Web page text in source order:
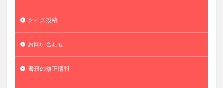
クイズ投稿
お問い合わせ
書籍の修正情報